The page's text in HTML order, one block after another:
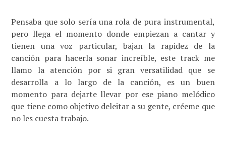
Pensaba que solo sería una rola de pura instrumental,
pero llega el momento donde empiezan a cantar y
tienen una voz particular, bajan la rapidez de la
canción para hacerla sonar increíble, este track me
llamo la atención por si gran versatilidad que se
desarrolla a lo largo de la canción, es un buen
momento para dejarte llevar por ese piano melódico
que tiene como objetivo deleitar a su gente, créeme que
no les cuesta trabajo.